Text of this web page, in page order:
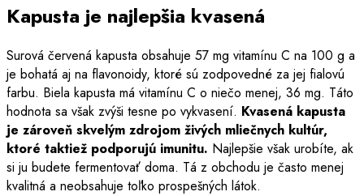
Kapusta je najlepšia kvasená
Surová červená kapusta obsahuje 57 mg vitamínu C na 100 g a
je bohatá aj na flavonoidy, ktoré sú zodpovedné za jej fialovú
farbu. Biela kapusta má vitamínu C o niečo menej, 36 mg. Táto
hodnota sa však zvýši tesne po vykvasení. Kvasená kapusta
je zároveň skvelým zdrojom živých mliečnych kultúr,
ktoré taktiež podporujú imunitu. Najlepšie však urobíte, ak
si ju budete fermentovať doma. Tá z obchodu je často menej
kvalitná a neobsahuje toľko prospešných látok.